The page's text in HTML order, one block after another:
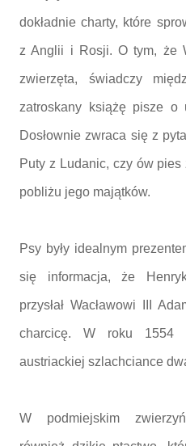
dokładnie charty, które
z Anglii i Rosji. O tym, że
zwierzęta, świadczy
zatroskany książę pisze o
Dosłownie zwraca się z
Puty z Ludanic, czy ów
pobliżu jego majątków.
Psy były idealnym
się informacja, że
przysłał Wacławowi III
charcicę. W roku 1554
austriackiej szlachciance
W podmiejskim